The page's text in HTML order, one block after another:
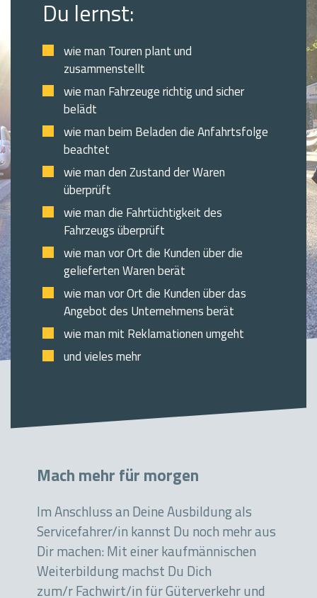
Du lernst:
wie man Touren plant und
zusammenstellt
wie man Fahrzeuge richtig und sicher
belädt
wie man beim Beladen die Anfahrtsfolge
beachtet
wie man den Zustand der Waren
überprüft
wie man die Fahrtüchtigkeit des
Fahrzeugs überprüft
wie man vor Ort die Kunden über die
gelieferten Waren berät
wie man vor Ort die Kunden über das
Angebot des Unternehmens berät
wie man mit Reklamationen umgeht
und vieles mehr
Mach mehr für morgen
Im Anschluss an Deine Ausbildung als
Servicefahrer/in kannst Du noch mehr aus
Dir machen: Mit einer kaufmännischen
Weiterbildung machst Du Dich
zum/r Fachwirt/in für Güterverkehr und